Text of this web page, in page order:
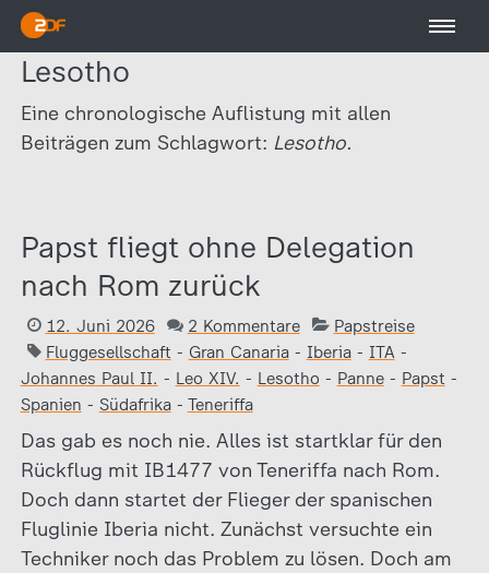
Lesotho
Eine chronologische Auflistung mit allen
Beiträgen zum Schlagwort: Lesotho.
Papst fliegt ohne Delegation
nach Rom zurück
12. Juni 2026 2 Kommentare
Papstreise
Fluggesellschaft - Gran Canaria- Iberia- ITA-
Johannes Paul II. - Leo XIV. - Lesotho - Panne- Papst -
Spanien - Südafrika- Teneriffa
Das gab es noch nie. Alles ist startklar für den
Rückflug mit IB1477 von Teneriffa nach Rom.
Doch dann startet der Flieger der spanischen
Fluglinie Iberia nicht. Zunächst versuchte ein
Techniker noch das Problem zu lösen. Doch am